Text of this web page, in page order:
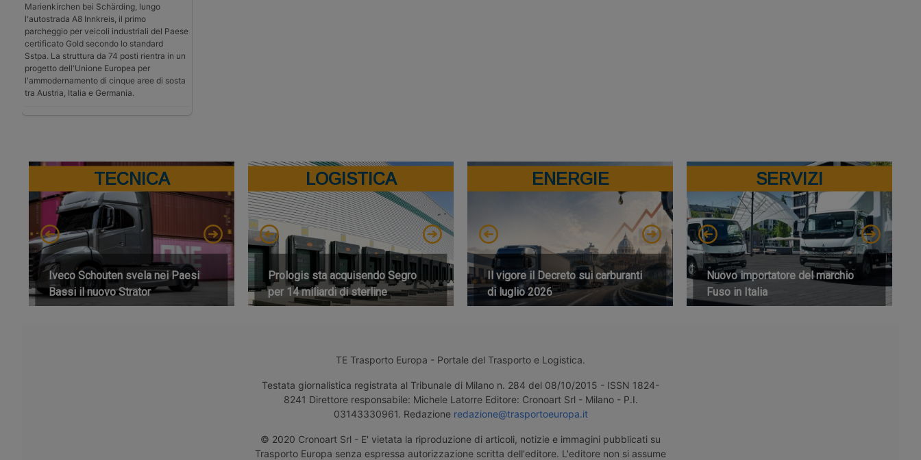
Marienkirchen bei Schärding, lungo
l'autostrada A8 Innkreis, il primo
parcheggio per veicoli industriali del Paese
certificato Gold secondo lo standard
Sstpa. La struttura da 74 posti rientra in un
progetto dell'Unione Europea per
l'ammodernamento di cinque aree di sosta
tra Austria, Italia e Germania.
TECNICA
Iveco Schouten svela nei Paesi
Bassi il nuovo Strator
LOGISTICA
Prologis sta acquisendo Segro
per 14 miliardi di sterline
ENERGIE
Il vigore il Decreto sui carburanti
di luglio 2026
SERVIZI
Nuovo importatore del marchio
Fuso in Italia
TE Trasporto Europa - Portale del Trasporto e Logistica.
Testata giornalistica registrata al Tribunale di Milano n. 284 del 08/10/2015 - ISSN 1824-
8241 Direttore responsabile: Michele Latorre Editore: Cronoart Srl - Milano - P.I.
03143330961. Redazione redazione@trasportoeuropa.it
© 2020 Cronoart Srl - E' vietata la riproduzione di articoli, notizie e immagini pubblicati su
Trasporto Europa senza espressa autorizzazione scritta dell'editore. L'editore non si assume